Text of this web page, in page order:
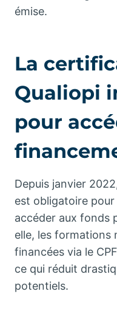
émise.
La
Qualiopi
pour
Depuis janvier
est obligatoire
accéder aux fonds
elle, les formations
financées via le
ce qui réduit
potentiels.